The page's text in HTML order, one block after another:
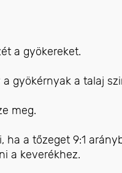
a gyökereket.
gyökérnyak a talaj
meg.
a tőzeget 9:1
a keverékhez.